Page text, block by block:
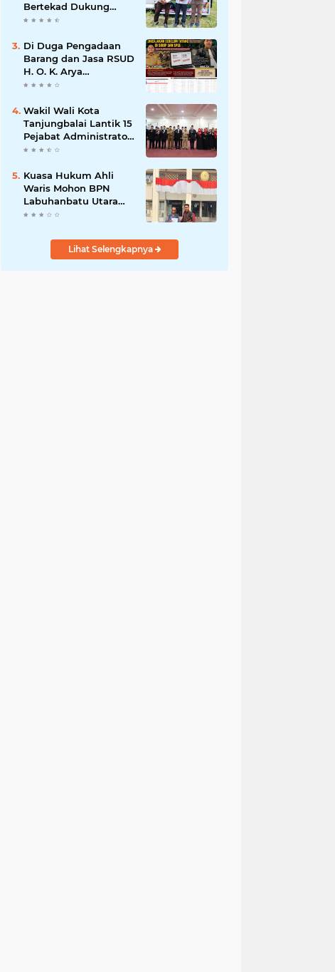
Bertekad Dukung
Program Nasional
Kota Kerang
Tanjungbalai
Di Duga Pengadaan
Barang dan Jasa RSUD
H. O. K. Arya
Zulkarnaen Belum
SPSE, Tapi Sudah
Dikerjakan: Indikasi
Maladministrasi dan
Potensi Pelanggaran
Wakil Wali Kota
Tanjungbalai Lantik 15
Pejabat Administrator
dan Pengawas Serta 2
Pemko Tanjungbalai
Kuasa Hukum Ahli
Waris Mohon BPN
Labuhanbatu Utara
Hentikan Sementara
Tanah Objek Sengketa
di Aek KanopanLihat Selengkapnya